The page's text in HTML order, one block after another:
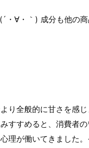
・∀・｀) 成分も他の
り全般的に甘さを感
すすめると、消費者
理が働いてきました